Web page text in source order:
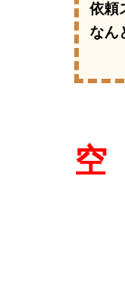
依頼
なん
空